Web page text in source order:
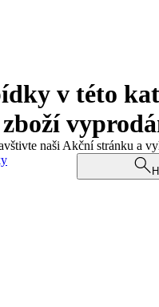
v této
naši Akční stránku a